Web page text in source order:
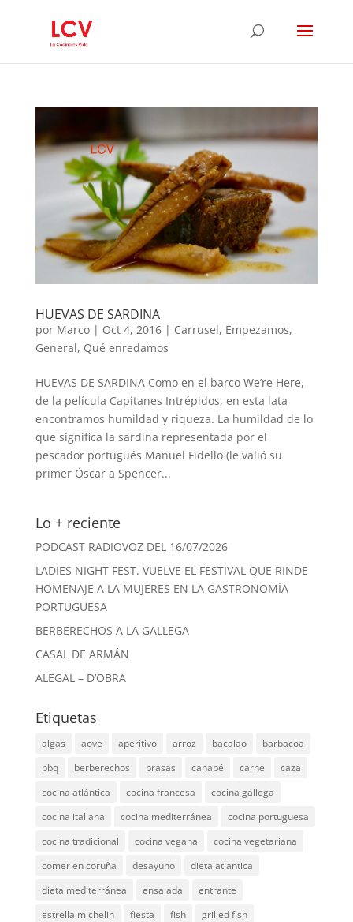
HUEVAS DE SARDINA
por Marco| Oct 4, 2016| Carrusel, Empezamos,
General, Qué enredamos
HUEVAS DE SARDINA Como en el barco We’re Here,
de la película Capitanes Intrépidos, en esta lata
encontramos humildad y riqueza. La humildad de lo
que significa la sardina representada por el
pescador portugués Manuel Fidello (le valió su
primer Óscar a Spencer...
Lo + reciente
PODCAST RADIOVOZ DEL 16/07/2026
LADIES NIGHT FEST. VUELVE EL FESTIVAL QUE RINDE
HOMENAJE A LA MUJERES EN LA GASTRONOMÍA
PORTUGUESA
BERBERECHOS A LA GALLEGA
CASAL DE ARMÁN
ALEGAL – D’OBRA
Etiquetas
algas aove aperitivo arroz bacalao
barbacoa
bbq
berberechos brasas canapé carne
caza
cocina atlántica
cocina francesa
cocina gallega
cocina italiana
cocina mediterránea
cocina portuguesa
cocina tradicional
cocina vegana
cocina vegetariana
comer en coruña
desayuno
dieta atlantica
dieta mediterránea
ensalada
entrante
estrella michelin
fiesta fish
grilled fish